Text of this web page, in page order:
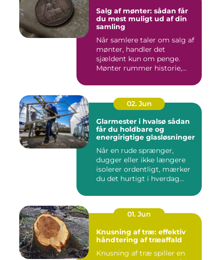
Salg af mønter: sådan får
du mest muligt ud af din
samling
Når samlere taler om salg af
mønter, handler det
sjældent kun om penge.
Mønter rummer historie,
02. Jun
Glarmester i hvalsø sådan
får du holdbare og
energirigtige glasløsninger
Når en rude sprænger,
dugger eller ikke længere
isolerer ordentligt, mærker
du det hurtigt i hverdag...
01. Jun
Knusning af træ: effektiv
håndtering af træaffald
Knusning af træ spiller en